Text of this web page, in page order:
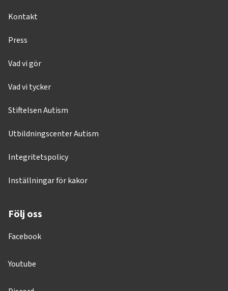
Kontakt
Press
Vad vi gör
Vad vi tycker
Stiftelsen Autism
Utbildningscenter Autism
Integritetspolicy
Inställningar för kakor
Följ oss
Facebook
Youtube